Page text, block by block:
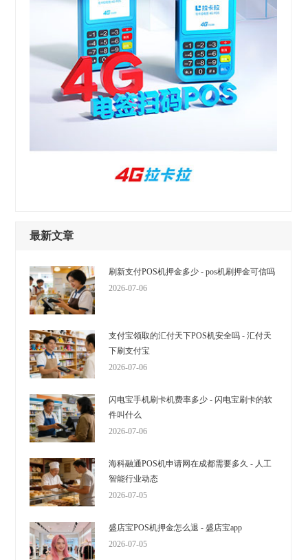
最新文章
刷新支付POS机押金多少 - pos机刷押金可信吗
2026-07-06
支付宝领取的汇付天下POS机安全吗 - 汇付天
下刷支付宝
2026-07-06
闪电宝手机刷卡机费率多少 - 闪电宝刷卡的软
件叫什么
2026-07-06
海科融通POS机申请网在成都需要多久 - 人工
智能行业动态
2026-07-05
盛店宝POS机押金怎么退 - 盛店宝app
2026-07-05